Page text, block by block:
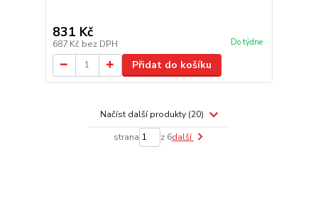
831 Kč
687 Kč bez DPH Do týdne
Přidat do košíku
Načíst další produkty (20)
strana z 6další